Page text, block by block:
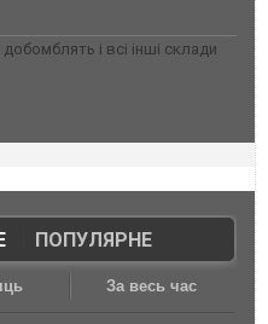
і всі інші склади
| ПОПУЛЯРНЕ
За весь час